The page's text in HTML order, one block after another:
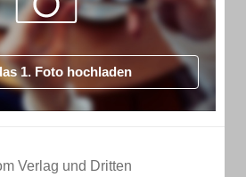
1. Foto hochladen
Verlag und Dritten